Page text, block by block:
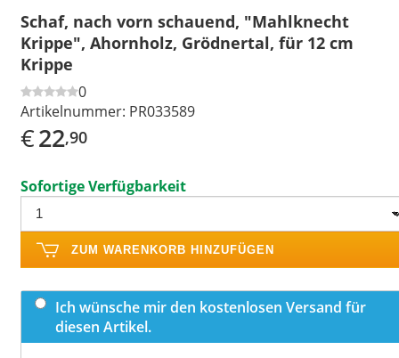
Schaf, nach vorn schauend, "Mahlknecht
Krippe", Ahornholz, Grödnertal, für 12 cm
Krippe
0
Artikelnummer: PR033589
€22,90
Sofortige Verfügbarkeit
ZUM WARENKORB HINZUFÜGEN
Ich wünsche mir den kostenlosen Versand für
diesen Artikel.